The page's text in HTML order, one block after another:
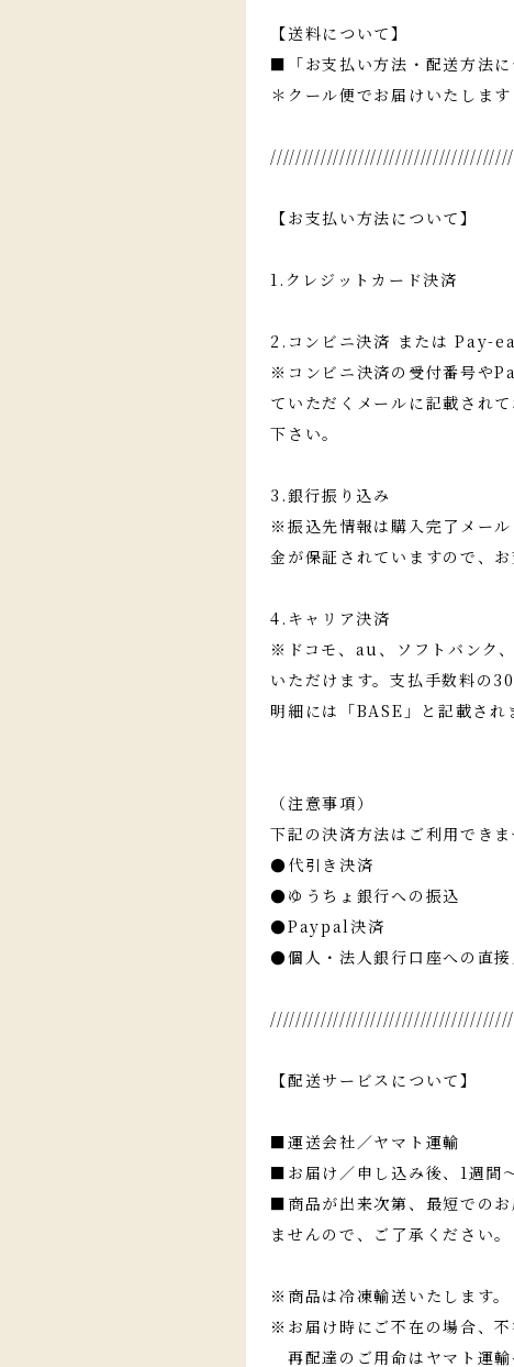
【送料について】
■「お支払い方法・配送方法
＊クール便でお届けいたします
【お支払い方法について】
1.クレジットカード決済
2.コンビニ決済 または Pay-
※コンビニ決済の受付番号や
ていただくメールに記載され
下さい。
3.銀行振り込み
※振込先情報は購入完了メー
金が保証されていますので、
4.キャリア決済
※ドコモ、au、ソフトバンク
いただけます。支払手数料の
明細には「BASE」と記載され
（注意事項）
下記の決済方法はご利用でき
●代引き決済
●ゆうちょ銀行への振込
●Paypal決済
●個人・法人銀行口座への直接
【配送サービスについて】
■運送会社／ヤマト運輸
■お届け／申し込み後、1週間
■商品が出来次第、最短での
ませんので、ご了承ください。
※商品は冷凍輸送いたします。
※お届け時にご不在の場合、不
再配達のご用命はヤマト運輸